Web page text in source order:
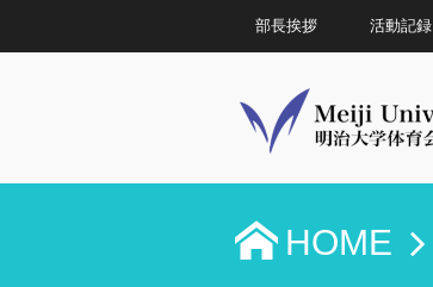
部長挨拶 活動記録
HOME